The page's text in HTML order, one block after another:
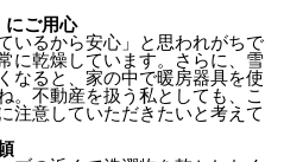
にご用心
いるから安心」と思われがちで
に乾燥しています。さらに、雪
なると、家の中で暖房器具を使
。不動産を扱う私としても、こ
注意していただきたいと考えて